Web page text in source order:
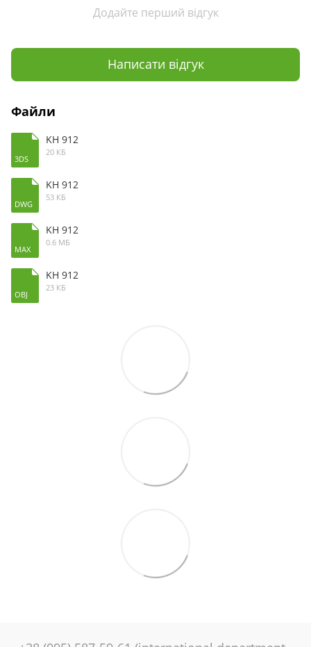
Додайте перший відгук
Написати відгук
Файли
3DS
KH 912
20 КБ
DWG
KH 912
53 КБ
MAX
KH 912
0.6 МБ
OBJ
KH 912
23 КБ